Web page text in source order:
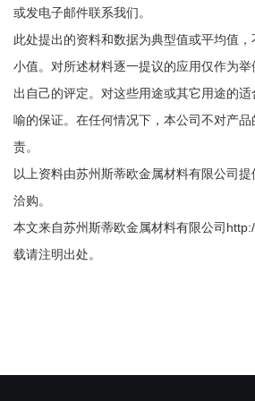
或发电子邮件联系我们。
此处提出的资料和数据为典型值或平均值
小值。对所述材料逐一提议的应用仅作为
出自己的评定。对这些用途或其它用途的
喻的保证。在任何情况下，本公司不对产
责。
以上资料由苏州斯蒂欧金属材料有限公司
洽购。
本文来自苏州斯蒂欧金属材料有限公司
载请注明出处。